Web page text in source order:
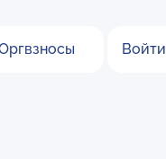
Войти